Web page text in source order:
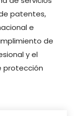
patentes,
e
de
y el
protección